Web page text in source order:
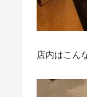
店内はこん